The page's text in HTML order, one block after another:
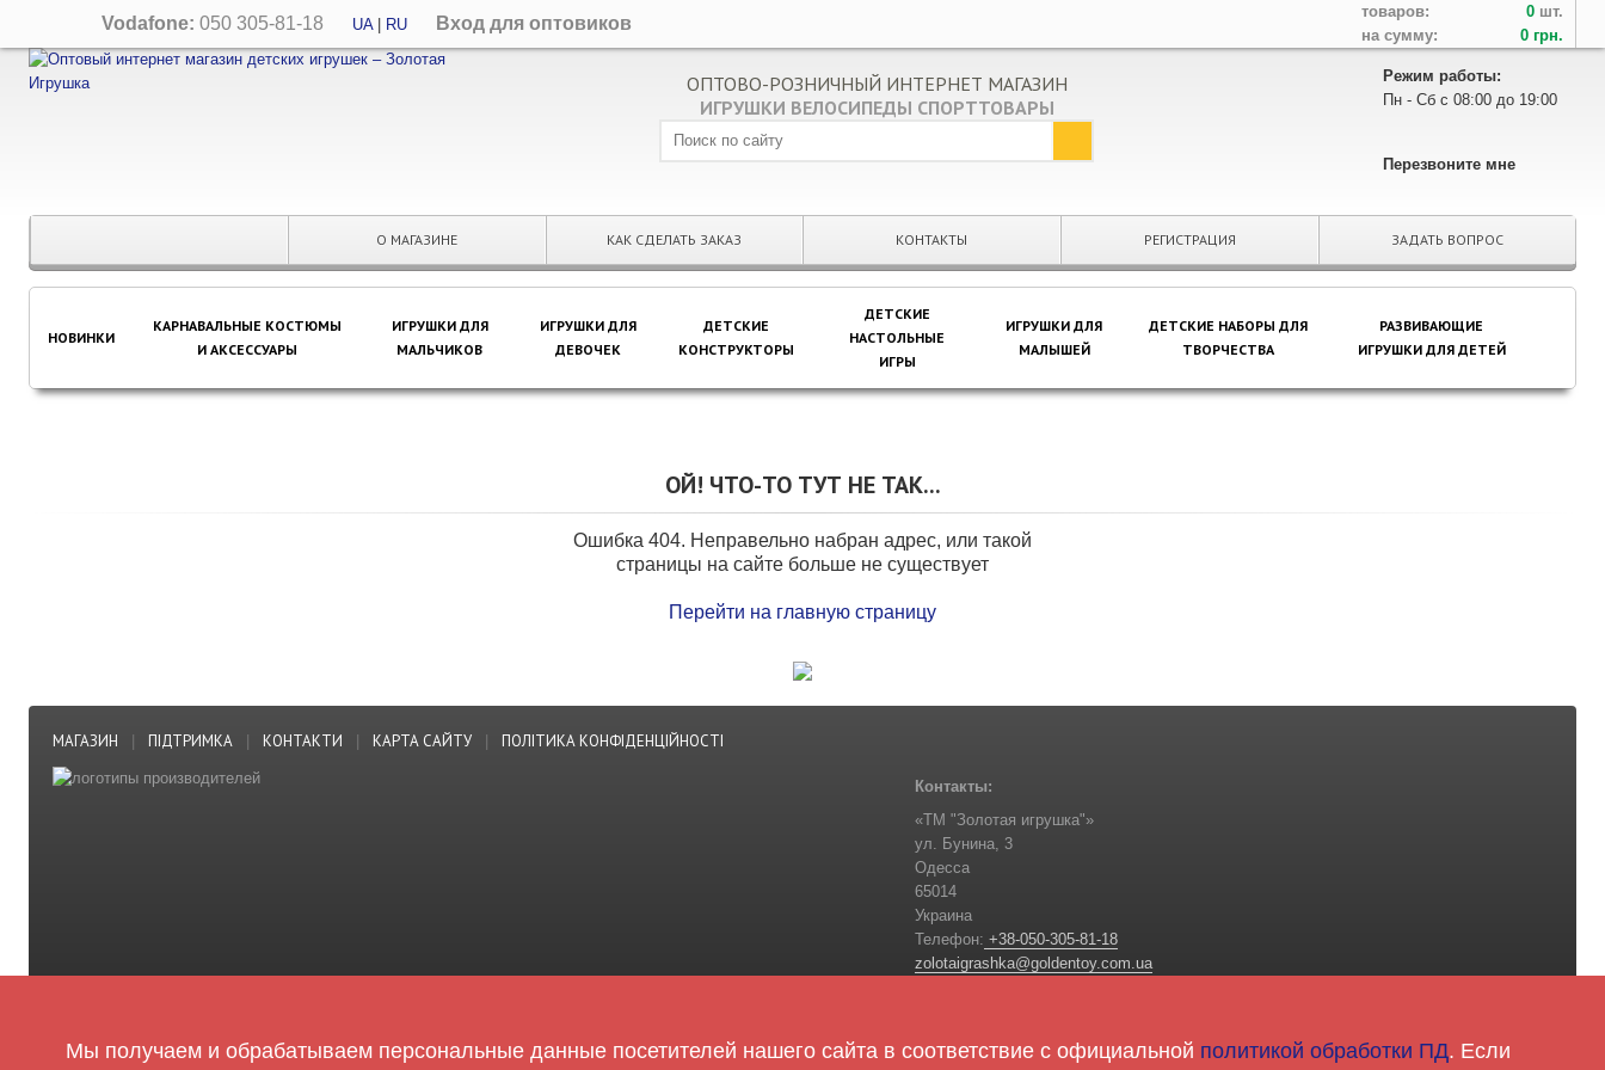
Vodafone: 050 305-81-18 UA| RU Вход для оптовиков
товаров: 0 шт.
на сумму:
0 грн.
ОПТОВО-РОЗНИЧНЫЙ ИНТЕРНЕТ МАГАЗИН
ИГРУШКИ ВЕЛОСИПЕДЫ СПОРТТОВАРЫ
Режим работы:
Пн - Сб с 08:00 до 19:00
Перезвоните мне
О МАГАЗИНЕ КАК СДЕЛАТЬ ЗАКАЗ КОНТАКТЫ РЕГИСТРАЦИЯ ЗАДАТЬ ВОПРОС
НОВИНКИ
КАРНАВАЛЬНЫЕ КОСТЮМЫ
И АКСЕССУАРЫ
ИГРУШКИ ДЛЯ
МАЛЬЧИКОВ
ИГРУШКИ ДЛЯ
ДЕВОЧЕК
ДЕТСКИЕ
КОНСТРУКТОРЫ
ДЕТСКИЕ
НАСТОЛЬНЫЕ
ИГРЫ
ИГРУШКИ ДЛЯ
МАЛЫШЕЙ
ДЕТСКИЕ НАБОРЫ ДЛЯ
ТВОРЧЕСТВА
РАЗВИВАЮЩИЕ
ИГРУШКИ ДЛЯ ДЕТЕЙ
ОЙ! ЧТО-ТО ТУТ НЕ ТАК...
Ошибка 404. Неправельно набран адрес, или такой
страницы на сайте больше не существует
Перейти на главную страницу
МАГАЗИН ПІДТРИМКА КОНТАКТИ КАРТА САЙТУ ПОЛІТИКА КОНФІДЕНЦІЙНОСТІ
Контакты:
«ТМ "Золотая игрушка"»
ул. Бунина, 3
Одесса
65014
Украина
Телефон: +38-050-305-81-18
zolotaigrashka@goldentoy.com.ua
Мы получаем и обрабатываем персональные данные посетителей нашего сайта в соответствие с официальной политикой обработки ПД. Если